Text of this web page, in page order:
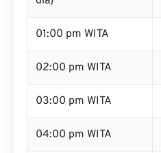
01:00 pm WITA
02:00 pm WITA
03:00 pm WITA
04:00 pm WITA